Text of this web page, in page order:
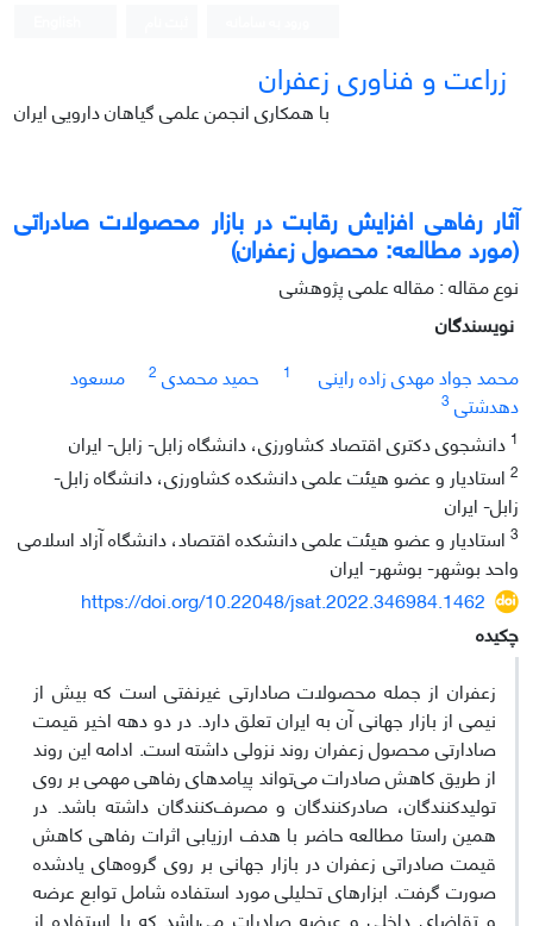
زراعت و فناوری زعفران
با همکاری انجمن علمی گیاهان دارویی ایران
آثار رفاهی افزایش رقابت در بازار محصولات صادراتی
(مورد مطالعه: محصول زعفران)
نوع مقاله : مقاله علمی پژوهشی
نویسندگان
محمد جواد مهدی زاده راینی
1 حمید محمدی 2
مسعود
دهدشتی 3
1 دانشجوی دکتری اقتصاد کشاورزی، دانشگاه زابل- زابل- ایران
2 استادیار و عضو هیئت علمی دانشکده کشاورزی، دانشگاه زابل-
زابل- ایران
3 استادیار و عضو هیئت علمی دانشکده اقتصاد، دانشگاه آزاد اسلامی
واحد بوشهر- بوشهر- ایران
https://doi.org/10.22048/jsat.2022.346984.1462
چکیده
زعفران از جمله محصولات صادارتی غیرنفتی است که بیش از
نیمی از بازار جهانی آن به ایران تعلق دارد. در دو دهه اخیر قیمت
صادارتی محصول زعفران روند نزولی داشته است. ادامه این روند
از طریق کاهش صادرات می‌تواند پیامدهای رفاهی مهمی بر روی
تولیدکنندگان، صادرکنندگان و مصرف‌کنندگان داشته باشد. در
همین راستا مطالعه حاضر با هدف ارزیابی اثرات رفاهی کاهش
قیمت صادراتی زعفران در بازار جهانی بر روی گروه‌های یادشده
صورت گرفت. ابزارهای تحلیلی مورد استفاده شامل توابع عرضه
و تقاضای داخلی و عرضه صادرات می‌باشد که با استفاده از